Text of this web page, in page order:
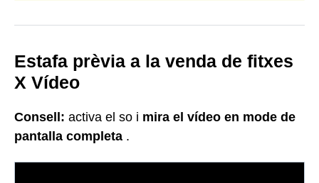
Estafa prèvia a la venda de fitxes
X Vídeo
Consell: activa el so i mira el vídeo en mode de
pantalla completa .